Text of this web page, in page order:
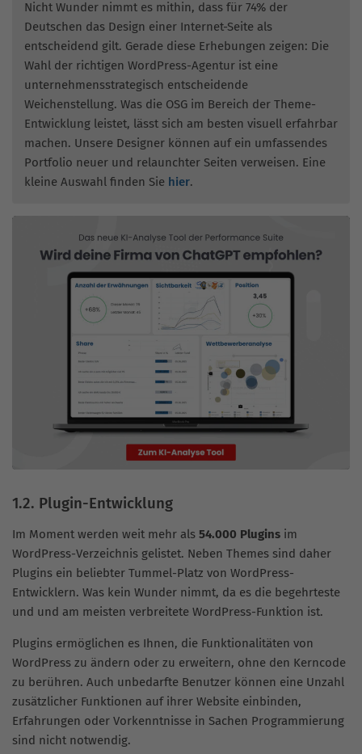
Nicht Wunder nimmt es mithin, dass für 74% der
Deutschen das Design einer Internet-Seite als
entscheidend gilt. Gerade diese Erhebungen zeigen: Die
Wahl der richtigen WordPress-Agentur ist eine
unternehmensstrategisch entscheidende
Weichenstellung. Was die OSG im Bereich der Theme-
Entwicklung leistet, lässt sich am besten visuell erfahrbar
machen. Unsere Designer können auf ein umfassendes
Portfolio neuer und relaunchter Seiten verweisen. Eine
kleine Auswahl finden Sie hier.
1.2. Plugin-Entwicklung
Im Moment werden weit mehr als 54.000 Plugins im
WordPress-Verzeichnis gelistet. Neben Themes sind daher
Plugins ein beliebter Tummel-Platz von WordPress-
Entwicklern. Was kein Wunder nimmt, da es die begehrteste
und und am meisten verbreitete WordPress-Funktion ist.
Plugins ermöglichen es Ihnen, die Funktionalitäten von
WordPress zu ändern oder zu erweitern, ohne den Kerncode
zu berühren. Auch unbedarfte Benutzer können eine Unzahl
zusätzlicher Funktionen auf ihrer Website einbinden,
Erfahrungen oder Vorkenntnisse in Sachen Programmierung
sind nicht notwendig.